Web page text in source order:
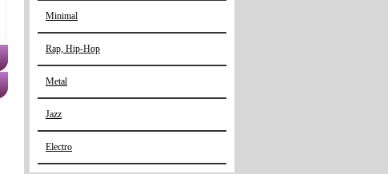
Minimal
Rap, Hip-Hop
Metal
Jazz
Electro